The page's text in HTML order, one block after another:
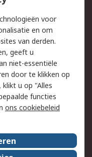
veiligheid
voor
en om
van derden.
geeft u
niet-essentiële
door te klikken op
u op "Alles
functies
ons cookiebeleid